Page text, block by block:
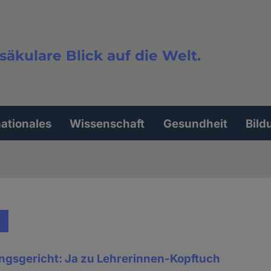
Blick auf die Welt.
Wissenschaft Gesundheit
Ja zu Lehrerinnen-Kopftuch